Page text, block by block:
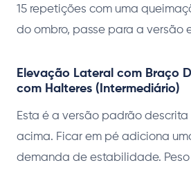
15 repetições com uma
do ombro, passe para a versão
Elevação Lateral com Braço
com Halteres (Intermediário)
Esta é a versão padrão
acima. Ficar em pé adiciona
demanda de estabilidade. Peso